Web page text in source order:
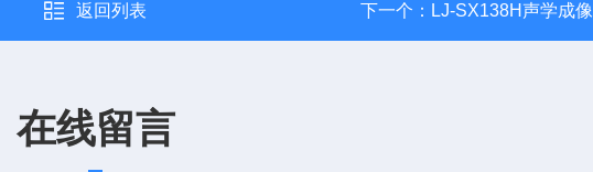
返回列表 下一个： LJ-SX138H声学成
在线留言